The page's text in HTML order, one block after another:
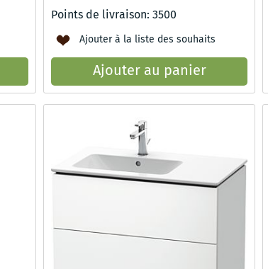
Points de livraison: 3500
Ajouter à la liste des souhaits
Ajouter au panier